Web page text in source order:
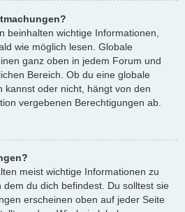
beinhalten wichtige Informationen,
wie möglich lesen. Globale
ganz oben in jedem Forum und
Bereich. Ob du eine globale
kannst oder nicht, hängt von den
vergebenen Berechtigungen ab.
meist wichtige Informationen zu
du dich befindest. Du solltest sie
erscheinen oben auf jeder Seite